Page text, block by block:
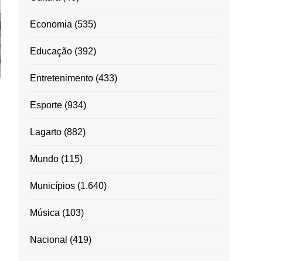
Economia (535)
Educação (392)
Entretenimento (433)
Esporte (934)
Lagarto (882)
Mundo (115)
Municípios (1.640)
Música (103)
Nacional (419)